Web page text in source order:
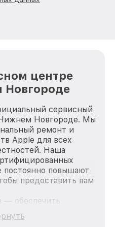
центре
Новгороде
сервисный
Новгороде. Мы
ремонт и
Apple для всех
Наша
постоянно повышают
предоставить вам
обеспечить
ремонт для
Apple, вне